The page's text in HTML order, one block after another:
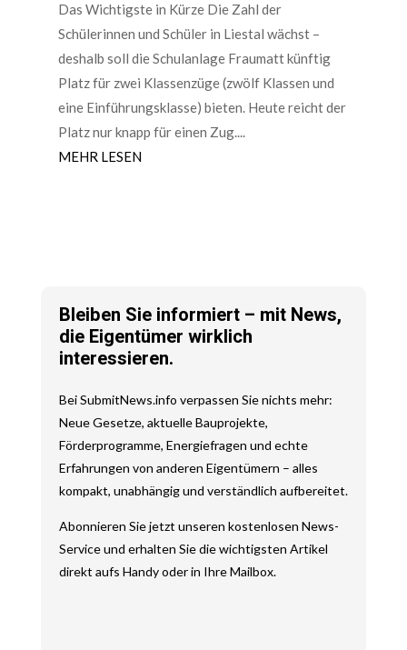
Das Wichtigste in Kürze Die Zahl der
Schülerinnen und Schüler in Liestal wächst –
deshalb soll die Schulanlage Fraumatt künftig
Platz für zwei Klassenzüge (zwölf Klassen und
eine Einführungsklasse) bieten. Heute reicht der
Platz nur knapp für einen Zug....
MEHR LESEN
Bleiben Sie informiert – mit News,
die Eigentümer wirklich
interessieren.
Bei SubmitNews.info verpassen Sie nichts mehr:
Neue Gesetze, aktuelle Bauprojekte,
Förderprogramme, Energiefragen und echte
Erfahrungen von anderen Eigentümern – alles
kompakt, unabhängig und verständlich aufbereitet.
Abonnieren Sie jetzt unseren kostenlosen News-
Service und erhalten Sie die wichtigsten Artikel
direkt aufs Handy oder in Ihre Mailbox.